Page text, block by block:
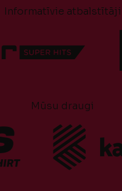
Informatīvie atbalstītāji
Mūsu draugi